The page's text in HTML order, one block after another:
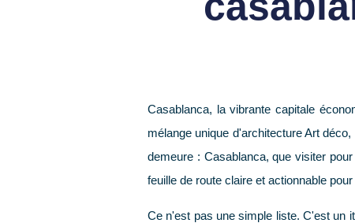
Casablanca, la vibrante capitale
mélange unique d'architecture Art
demeure : Casablanca, que visiter
feuille de route claire et actionnable
Ce n'est pas une simple liste. C'est un